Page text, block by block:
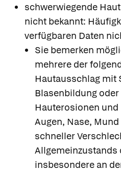
schwerwiegende
nicht bekannt:
verfügbaren Daten
Sie bemerken
mehrere der
Hautausschlag mit
Blasenbildung
Hauterosionen
Augen, Nase,
schneller
Allgemeinzustands
insbesondere an